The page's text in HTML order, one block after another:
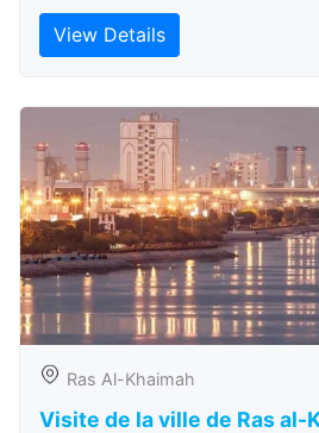
View Details
Ras Al-Khaimah
Visite de la ville de Ras al-